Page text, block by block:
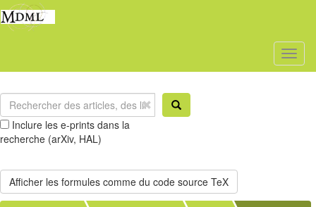
Inclure les e-prints dans la
recherche (arXiv, HAL)